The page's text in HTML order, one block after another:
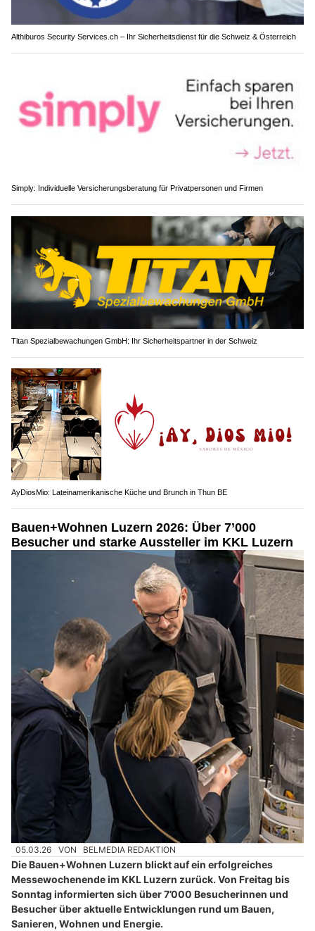
Althiburos Security Services.ch – Ihr Sicherheitsdienst für die Schweiz & Österreich
Simply: Individuelle Versicherungsberatung für Privatpersonen und Firmen
Titan Spezialbewachungen GmbH: Ihr Sicherheitspartner in der Schweiz
AyDiosMio: Lateinamerikanische Küche und Brunch in Thun BE
Bauen+Wohnen Luzern 2026: Über 7’000
Besucher und starke Aussteller im KKL Luzern
05.03.26 VON BELMEDIA REDAKTION
Die Bauen+Wohnen Luzern blickt auf ein erfolgreiches
Messewochenende im KKL Luzern zurück. Von Freitag bis
Sonntag informierten sich über 7’000 Besucherinnen und
Besucher über aktuelle Entwicklungen rund um Bauen,
Sanieren, Wohnen und Energie.